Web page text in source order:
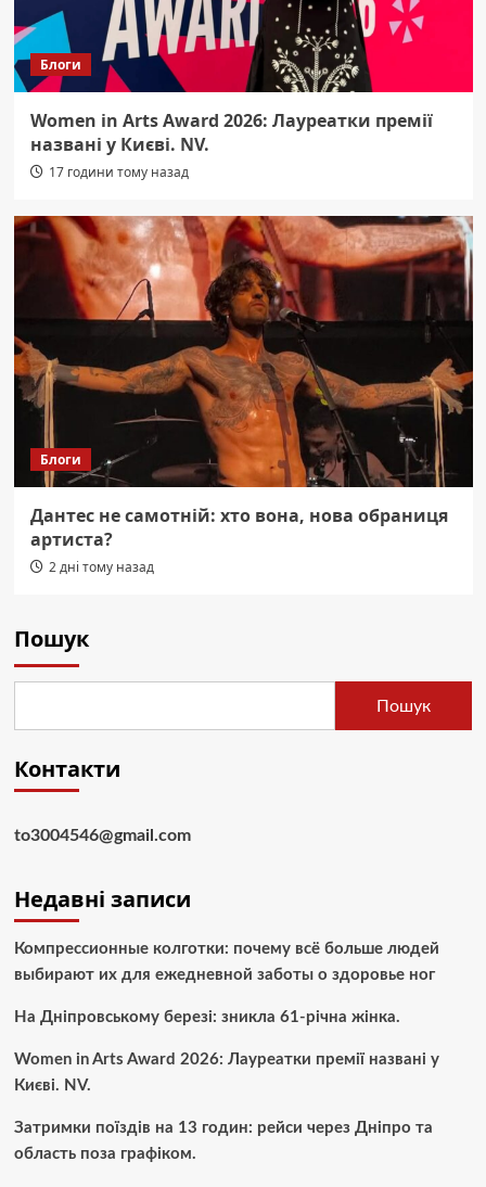
Блоги
Women in Arts Award 2026: Лауреатки премії
названі у Києві. NV.
17 години тому назад
Блоги
Дантес не самотній: хто вона, нова обраниця
артиста?
2 дні тому назад
Пошук
Пошук
Контакти
to3004546@gmail.com
Недавні записи
Компрессионные колготки: почему всё больше людей
выбирают их для ежедневной заботы о здоровье ног
На Дніпровському березі: зникла 61-річна жінка.
Women in Arts Award 2026: Лауреатки премії названі у
Києві. NV.
Затримки поїздів на 13 годин: рейси через Дніпро та
область поза графіком.